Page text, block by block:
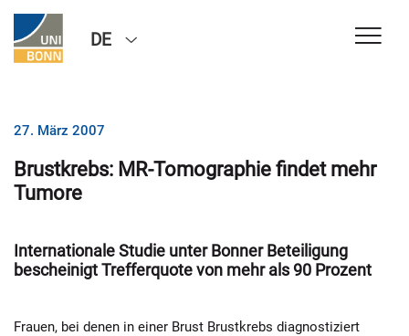
DE
27. März 2007
Brustkrebs: MR-Tomographie findet mehr
Tumore
Internationale Studie unter Bonner Beteiligung
bescheinigt Trefferquote von mehr als 90 Prozent
Frauen, bei denen in einer Brust Brustkrebs diagnostiziert